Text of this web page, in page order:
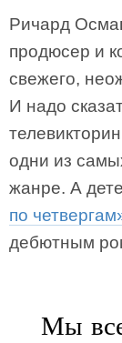
Ричард
продюсер и
свежего,
И надо
одни из
жанре. А
по
дебютным
Мы